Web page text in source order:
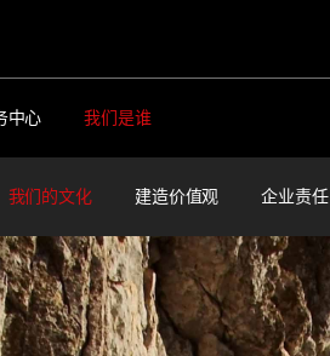
中心 我们是谁
我们的文化 建造价值观 企业责任